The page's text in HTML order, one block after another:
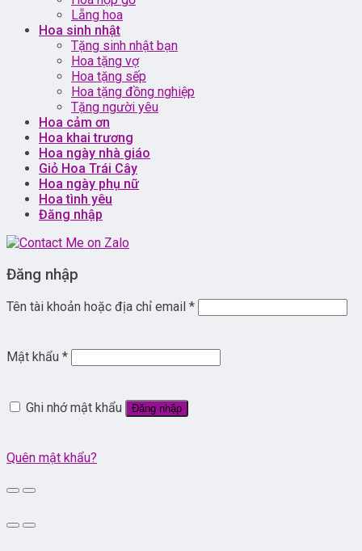
Lẵng hoa
Hoa sinh nhật
Tặng sinh nhật bạn
Hoa tặng vợ
Hoa tặng sếp
Hoa tặng đồng nghiệp
Tặng người yêu
Hoa cảm ơn
Hoa khai trương
Hoa ngày nhà giáo
Giỏ Hoa Trái Cây
Hoa ngày phụ nữ
Hoa tình yêu
Đăng nhập
Đăng nhập
Tên tài khoản hoặc địa chỉ email *
Mật khẩu *
Ghi nhớ mật khẩu Đăng nhập
Quên mật khẩu?